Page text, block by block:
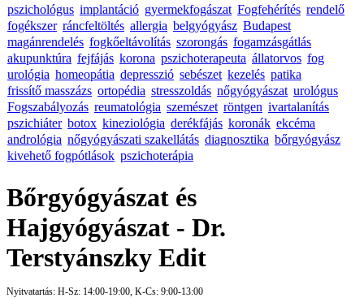
pszichológus implantáció gyermekfogászat Fogfehérítés rendelő
fogékszer ráncfeltöltés allergia belgyógyász Budapest
magánrendelés fogkőeltávolítás szorongás fogamzásgátlás
akupunktúra fejfájás korona pszichoterapeuta állatorvos fog
urológia homeopátia depresszió sebészet kezelés patika
frissítő masszázs ortopédia stresszoldás nőgyógyászat urológus
Fogszabályozás reumatológia szemészet röntgen ivartalanítás
pszichiáter botox kineziológia derékfájás koronák ekcéma
andrológia nőgyógyászati szakellátás diagnosztika bőrgyógyász
kivehető fogpótlások pszichoterápia
Bőrgyógyászat és
Hajgyógyászat - Dr.
Terstyánszky Edit
Nyitvatartás: H-Sz: 14:00-19:00, K-Cs: 9:00-13:00